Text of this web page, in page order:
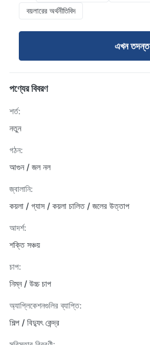
বয়লারের অর্থনীতিবিদ
এখন তদন্ত
পণ্যের বিবরণ
শর্ত:
নতুন
গঠন:
আগুন / জল নল
জ্বালানি:
কয়লা / গ্যাস / কয়লা চালিত / জলের উত্তাপ
আদর্শ:
শক্তি সঞ্চয়
চাপ:
নিম্ন / উচ্চ চাপ
অ্যাপ্লিকেশনগুলির ব্যাপ্তি:
শিল্প / বিদ্যুৎ কেন্দ্র